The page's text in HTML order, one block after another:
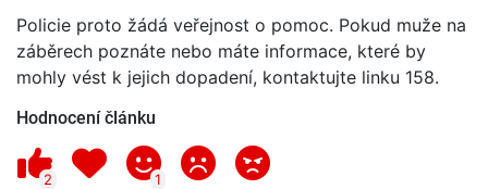
Policie proto žádá veřejnost o pomoc. Pokud muže na
záběrech poznáte nebo máte informace, které by
mohly vést k jejich dopadení, kontaktujte linku 158.
Hodnocení článku
2 1